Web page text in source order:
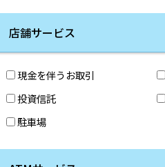
店舗サービス
現金を伴うお取引
投資信託
駐車場